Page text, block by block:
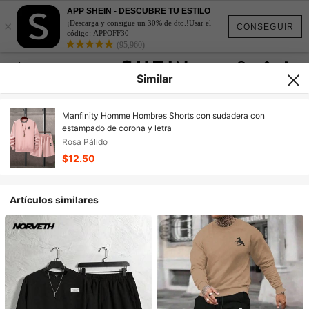
CONSEGUIR
×
APP SHEIN - DESCUBRE TU ESTILO
¡Descarga y consigue un 30% de dto.!Usar el
código: APPOFF30
(95,960)
Similar
Manfinity Homme Hombres Shorts con sudadera con
estampado de corona y letra
Rosa Pálido
$12.50
Artículos similares